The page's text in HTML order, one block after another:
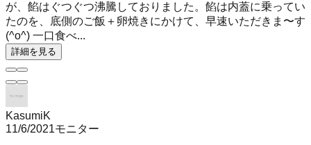
が、餡はぐつぐつ沸騰しておりました。餡は内蓋に乗ってい
たのを、底側のご飯＋卵焼きにかけて、早速いただきま〜す
(^o^) 一口食べ...
詳細を見る
KasumiK
11/6/2021モニター